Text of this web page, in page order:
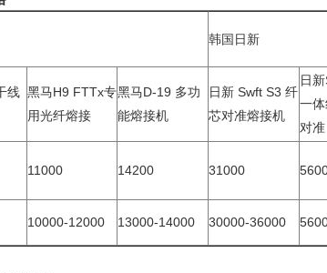
韩国日新
线 黑马H9 FTTx专
用光纤熔接
黑马D-19 多功
能熔接机
日新 Swft S3 纤
芯对准熔接机
日
一
对准
11000 14200 31000
10000-12000 13000-14000 30000-36000